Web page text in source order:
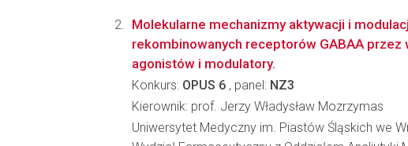
Molekularne mechanizmy aktywacji i
rekombinowanych receptorów GABAA przez
agonistów i modulatory.
Konkurs: OPUS 6 , panel: NZ3
Kierownik: prof. Jerzy Władysław Mozrzymas
Uniwersytet Medyczny im. Piastów Śląskich we